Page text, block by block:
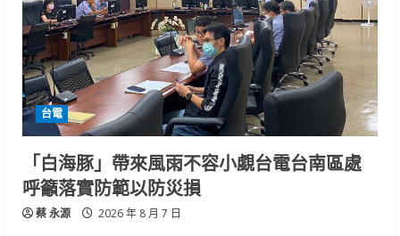
台電
「白海豚」帶來風雨不容小覷台電台南區處
呼籲落實防範以防災損
蔡 永源 2026 年 8 月 7 日